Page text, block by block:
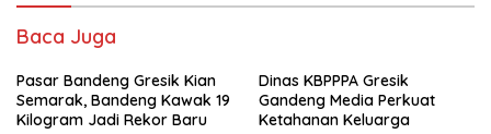
Baca Juga
Pasar Bandeng Gresik Kian
Semarak, Bandeng Kawak 19
Kilogram Jadi Rekor Baru
Dinas KBPPPA Gresik
Gandeng Media Perkuat
Ketahanan Keluarga